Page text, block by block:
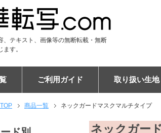
、テキスト、画像等の無断転載・無断
す。
ャツ
シャツ
カー
ー
ーム
ェット
雑貨
ット
ランケット
オル
ッグ
グ
サック
ブレットケース
ーバッグ
シェット
ホルダー
ュ
ッド
リー
ー
・インテリア
ョナリー
ご利用ガイド
ご注文の流れ
納期について
割引キャンペーン
EC販売向けサポートプラン
キャンセルについて
専門用語集
昇華転写印刷とは
お客様の声
布プリントの比較
エンドレス柄の作り方
よくある質問
会社概要
取り扱い生地
商品一覧 ネックガードマスクマルチタイプ
ネックガー